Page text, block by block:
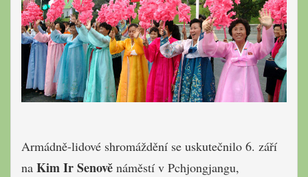
Armádně-lidové shromáždění se uskutečnilo 6. září
na Kim Ir Senově náměstí v Pchjongjangu,